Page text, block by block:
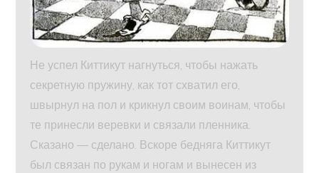
Не успел Киттикут нагнуться, чтобы нажать
секретную пружину, как тот схватил его,
швырнул на пол и крикнул своим воинам, чтобы
те принесли веревки и связали пленника.
Сказано — сделано. Вскоре бедняга Киттикут
был связан по рукам и ногам и вынесен из